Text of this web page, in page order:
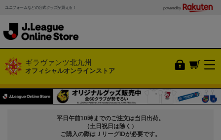
ユニフォームなどの公式グッズが買える！ powered by
ギラヴァンツ北九州
オフィシャルオンラインストア
平日午前10時までのご注文は当日出荷。
（土日祝日は除く）
ご購入の際はＪリーグIDが必要です。